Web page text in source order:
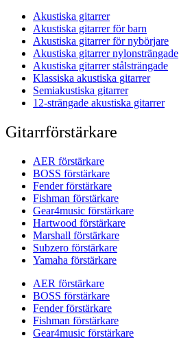
Akustiska gitarrer
Akustiska gitarrer för barn
Akustiska gitarrer för nybörjare
Akustiska gitarrer nylonsträngade
Akustiska gitarrer stålsträngade
Klassiska akustiska gitarrer
Semiakustiska gitarrer
12-strängade akustiska gitarrer
Gitarrförstärkare
AER förstärkare
BOSS förstärkare
Fender förstärkare
Fishman förstärkare
Gear4music förstärkare
Hartwood förstärkare
Marshall förstärkare
Subzero förstärkare
Yamaha förstärkare
AER förstärkare
BOSS förstärkare
Fender förstärkare
Fishman förstärkare
Gear4music förstärkare